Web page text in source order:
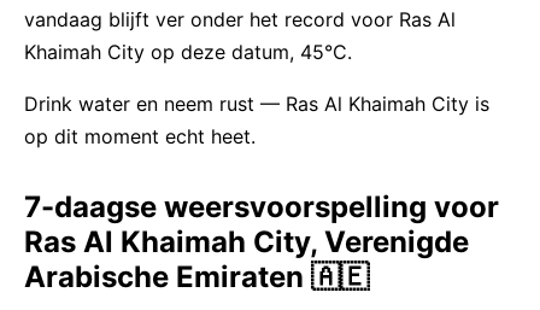
vandaag blijft ver onder het record voor Ras Al
Khaimah City op deze datum, 45°C.
Drink water en neem rust — Ras Al Khaimah City is
op dit moment echt heet.
7-daagse weersvoorspelling voor
Ras Al Khaimah City, Verenigde
Arabische Emiraten 🇦🇪